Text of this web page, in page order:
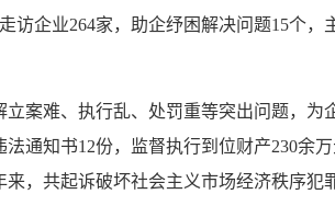
企业264家，助企纾困解决问题15个
案难、执行乱、处罚重等突出问题，为
通知书12份，监督执行到位财产230余
，共起诉破坏社会主义市场经济秩序犯